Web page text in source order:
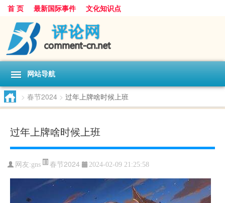
首 页 最新国际事件 文化知识点
网站导航
> 春节2024 > 过年上牌啥时候上班
过年上牌啥时候上班
网友:gns 春节2024 2024-02-09 21:25:58